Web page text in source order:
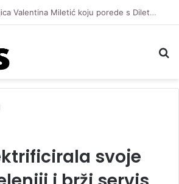
Hrvatska voditeljica Valentina Miletić koju porede s Dilettom Leotom oduševila pozirajući u bikiniju
svoje